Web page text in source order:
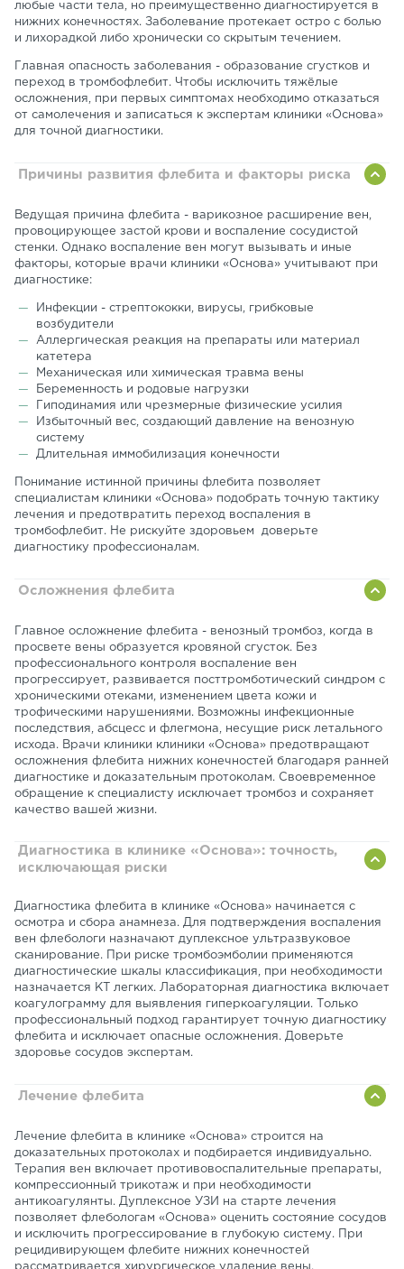
любые части тела, но преимущественно диагностируется в
нижних конечностях. Заболевание протекает остро с болью
и лихорадкой либо хронически со скрытым течением.
Главная опасность заболевания - образование сгустков и
переход в тромбофлебит. Чтобы исключить тяжёлые
осложнения, при первых симптомах необходимо отказаться
от самолечения и записаться к экспертам клиники «Основа»
для точной диагностики.
Причины развития флебита и факторы риска
Ведущая причина флебита - варикозное расширение вен,
провоцирующее застой крови и воспаление сосудистой
стенки. Однако воспаление вен могут вызывать и иные
факторы, которые врачи клиники «Основа» учитывают при
диагностике:
Инфекции - стрептококки, вирусы, грибковые
возбудители
Аллергическая реакция на препараты или материал
катетера
Механическая или химическая травма вены
Беременность и родовые нагрузки
Гиподинамия или чрезмерные физические усилия
Избыточный вес, создающий давление на венозную
систему
Длительная иммобилизация конечности
Понимание истинной причины флебита позволяет
специалистам клиники «Основа» подобрать точную тактику
лечения и предотвратить переход воспаления в
тромбофлебит. Не рискуйте здоровьем доверьте
диагностику профессионалам.
Осложнения флебита
Главное осложнение флебита - венозный тромбоз, когда в
просвете вены образуется кровяной сгусток. Без
профессионального контроля воспаление вен
прогрессирует, развивается посттромботический синдром с
хроническими отеками, изменением цвета кожи и
трофическими нарушениями. Возможны инфекционные
последствия, абсцесс и флегмона, несущие риск летального
исхода. Врачи клиники клиники «Основа» предотвращают
осложнения флебита нижних конечностей благодаря ранней
диагностике и доказательным протоколам. Своевременное
обращение к специалисту исключает тромбоз и сохраняет
качество вашей жизни.
Диагностика в клинике «Основа»: точность,
исключающая риски
Диагностика флебита в клинике «Основа» начинается с
осмотра и сбора анамнеза. Для подтверждения воспаления
вен флебологи назначают дуплексное ультразвуковое
сканирование. При риске тромбоэмболии применяются
диагностические шкалы классификация, при необходимости
назначается КТ легких. Лабораторная диагностика включает
коагулограмму для выявления гиперкоагуляции. Только
профессиональный подход гарантирует точную диагностику
флебита и исключает опасные осложнения. Доверьте
здоровье сосудов экспертам.
Лечение флебита
Лечение флебита в клинике «Основа» строится на
доказательных протоколах и подбирается индивидуально.
Терапия вен включает противовоспалительные препараты,
компрессионный трикотаж и при необходимости
антикоагулянты. Дуплексное УЗИ на старте лечения
позволяет флебологам «Основа» оценить состояние сосудов
и исключить прогрессирование в глубокую систему. При
рецидивирующем флебите нижних конечностей
рассматривается хирургическое удаление вены.